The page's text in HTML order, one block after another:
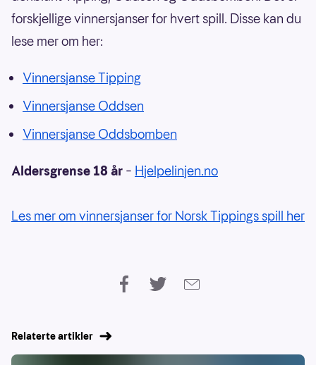
forskjellige vinnersjanser for hvert spill. Disse kan du
lese mer om her:
Vinnersjanse Tipping
Vinnersjanse Oddsen
Vinnersjanse Oddsbomben
Aldersgrense 18 år – Hjelpelinjen.no
Les mer om vinnersjanser for Norsk Tippings spill her
Relaterte artikler